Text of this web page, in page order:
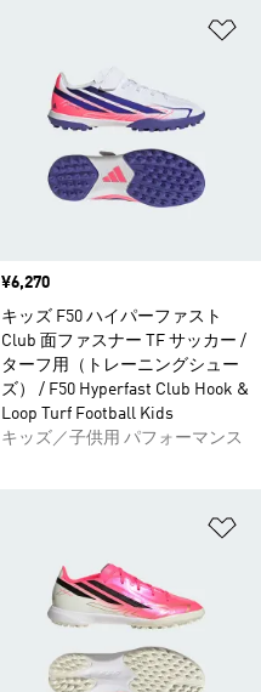
価格
¥6,270
キッズ F50 ハイパーファスト
Club 面ファスナー TF サッカー /
ターフ用（トレーニングシュー
ズ） / F50 Hyperfast Club Hook &
Loop Turf Football Kids
キッズ／子供用 パフォーマンス